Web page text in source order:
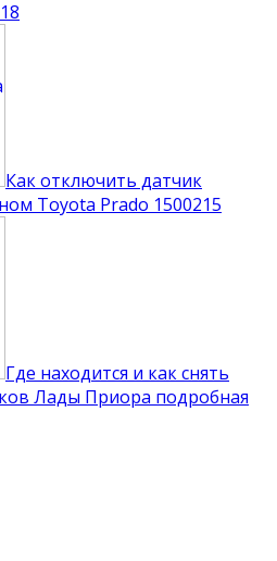
Как отключить датчик
Toyota Prado 1500215
Где находится и как снять
Лады Приора подробная